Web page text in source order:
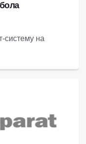
систему на